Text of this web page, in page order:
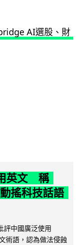
英文 稱
搖科技話語
評中國廣泛使用
術語，認為做法侵蝕